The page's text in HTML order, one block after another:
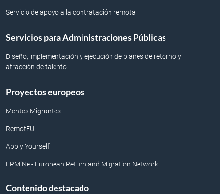
Servicio de apoyo a la contratación remota
Servicios para Administraciones Públicas
Diseño, implementación y ejecución de planes de retorno y
atracción de talento
Proyectos europeos
Mentes Migrantes
RemotEU
Apply Yourself
ERMiNe - European Return and Migration Network
Contenido destacado